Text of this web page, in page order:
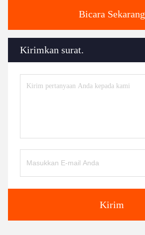
Bicara Sekarang
Kirimkan surat.
Kirim